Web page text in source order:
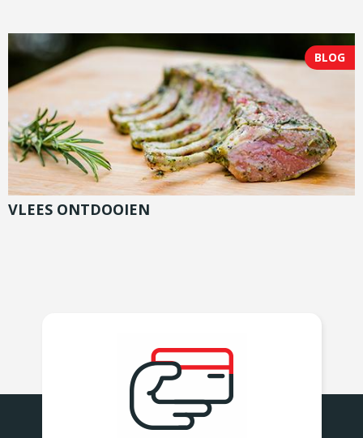
BLOG
VLEES ONTDOOIEN